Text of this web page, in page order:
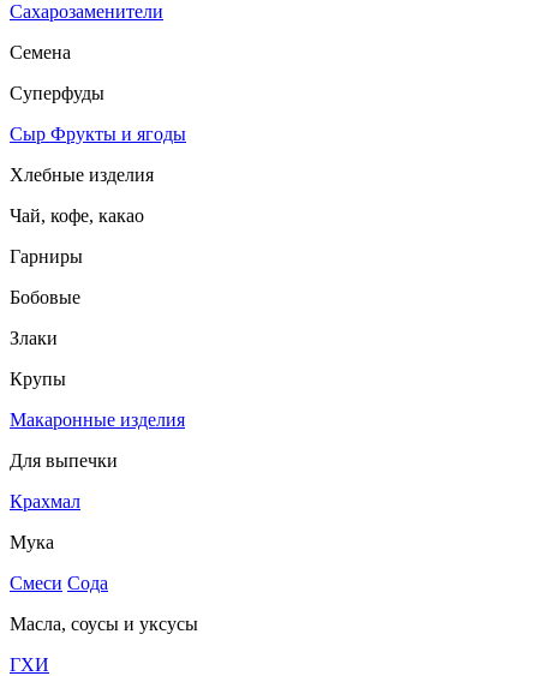
Сахарозаменители
Семена
Суперфуды
Сыр Фрукты и ягоды
Хлебные изделия
Чай, кофе, какао
Гарниры
Бобовые
Злаки
Крупы
Макаронные изделия
Для выпечки
Крахмал
Мука
Смеси Сода
Масла, соусы и уксусы
ГХИ